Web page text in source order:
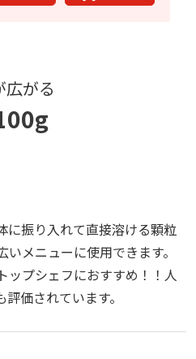
がる
振り入れて直接溶ける顆粒
メニューに使用できます。
ップシェフにおすすめ！！人
価されています。